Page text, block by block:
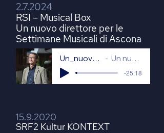
2.7.2024
RSI – Musical Box
Un nuovo direttore per le
Settimane Musicali di Ascona
Un_nuovo_direttore_per_le_Settimane_Musicali_di_Ascona Un nuovo direttore per le Settimane Musicali di Ascona
-25:18
15.9.2020
SRF2 Kultur KONTEXT